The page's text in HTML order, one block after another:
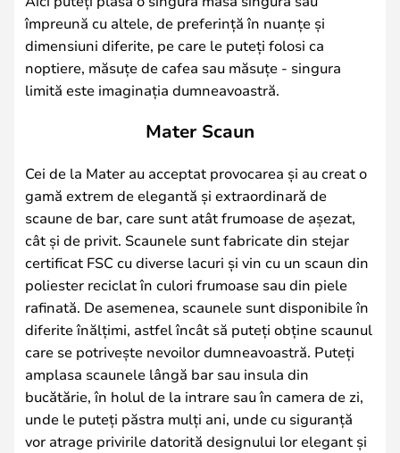
împreună cu altele, de preferință în nuanțe și
dimensiuni diferite, pe care le puteți folosi ca
noptiere, măsuțe de cafea sau măsuțe - singura
limită este imaginația dumneavoastră.
Mater Scaun
Cei de la Mater au acceptat provocarea și au creat o
gamă extrem de elegantă și extraordinară de
scaune de bar, care sunt atât frumoase de așezat,
cât și de privit. Scaunele sunt fabricate din stejar
certificat FSC cu diverse lacuri și vin cu un scaun din
poliester reciclat în culori frumoase sau din piele
rafinată. De asemenea, scaunele sunt disponibile în
diferite înălțimi, astfel încât să puteți obține scaunul
care se potrivește nevoilor dumneavoastră. Puteți
amplasa scaunele lângă bar sau insula din
bucătărie, în holul de la intrare sau în camera de zi,
unde le puteți păstra mulți ani, unde cu siguranță
vor atrage privirile datorită designului lor elegant și